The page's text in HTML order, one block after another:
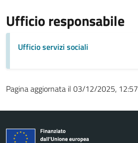
Ufficio responsabile
Ufficio servizi sociali
Pagina aggiornata il 03/12/2025, 12:57